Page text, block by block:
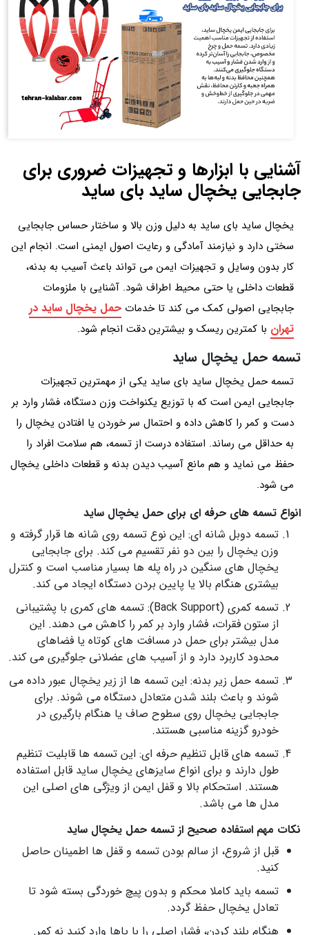
آشنایی با ابزارها و تجهیزات ضروری برای
جابجایی یخچال ساید بای ساید
یخچال ساید بای ساید به دلیل وزن بالا و ساختار حساس جابجایی
سختی دارد و نیازمند آمادگی و رعایت اصول ایمنی است. انجام این
کار بدون وسایل و تجهیزات ایمن می تواند باعث آسیب به بدنه،
قطعات داخلی یا حتی محیط اطراف شود. آشنایی با ملزومات
جابجایی اصولی کمک می کند تا خدمات حمل یخچال ساید در
تهران با کمترین ریسک و بیشترین دقت انجام شود.
تسمه حمل یخچال ساید
تسمه حمل یخچال ساید بای ساید یکی از مهمترین تجهیزات
جابجایی ایمن است که با توزیع یکنواخت وزن دستگاه، فشار وارد بر
دست و کمر را کاهش داده و احتمال سر خوردن یا افتادن یخچال را
به حداقل می رساند. استفاده درست از تسمه، هم سلامت افراد را
حفظ می نماید و هم مانع آسیب دیدن بدنه و قطعات داخلی یخچال
می شود.
انواع تسمه های حرفه ای برای حمل یخچال ساید
تسمه دوبل شانه ای: این نوع تسمه روی شانه‌ ها قرار گرفته و
وزن یخچال را بین دو نفر تقسیم می کند. برای جابجایی
یخچال‌ های سنگین در راه پله ها بسیار مناسب است و کنترل
بیشتری هنگام بالا یا پایین بردن دستگاه ایجاد می کند.
تسمه کمری (Back Support): تسمه‌ های کمری با پشتیبانی
از ستون فقرات، فشار وارد بر کمر را کاهش می دهند. این
مدل بیشتر برای حمل در مسافت‌ های کوتاه یا فضاهای
محدود کاربرد دارد و از آسیب‌ های عضلانی جلوگیری می کند.
تسمه حمل زیر بدنه: این تسمه‌ ها از زیر یخچال عبور داده می
شوند و باعث بلند شدن متعادل دستگاه می شوند. برای
جابجایی یخچال روی سطوح صاف یا هنگام بارگیری در
خودرو گزینه مناسبی هستند.
تسمه های قابل تنظیم حرفه ای: این تسمه‌ ها قابلیت تنظیم
طول دارند و برای انواع سایزهای یخچال ساید قابل استفاده
هستند. استحکام بالا و قفل ایمن از ویژگی‌ های اصلی این
مدل‌ ها می باشد.
نکات مهم استفاده صحیح از تسمه حمل یخچال ساید
قبل از شروع، از سالم بودن تسمه و قفل‌ ها اطمینان حاصل
کنید.
تسمه باید کاملا محکم و بدون پیچ خوردگی بسته شود تا
تعادل یخچال حفظ گردد.
هنگام بلند کردن، فشار اصلی را با پاها وارد کنید نه کمر.